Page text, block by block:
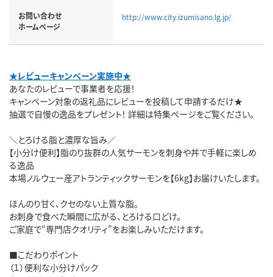
お問い合わせ
ホームページ
http://www.city.izumisano.lg.jp/
★レビューキャンペーン実施中★
あなたのレビューで事業者を応援！
キャンペーン対象の返礼品にレビューを投稿して申請するだけ★
抽選で自慢の逸品をプレゼント！ 詳細は特集ページをご覧ください。
＼とろける脂と濃厚な旨み／
【小分け便利】脂のり抜群の人気サーモンを刺身や丼で手軽に楽しめ
る逸品
本場ノルウェー産アトランティックサーモンを【6kg】お届けいたします。
ほんのり甘く、クセのない上質な脂。
お刺身で食べた瞬間に広がる、とろける口どけ。
ご家庭で“専門店クオリティ”をお楽しみいただけます。
■こだわりポイント
（１）便利な小分けパック